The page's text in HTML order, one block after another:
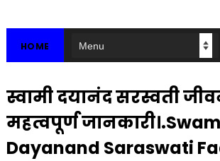
HOME
स्वामी दयानंद सरस्वती
महत्वपूर्ण
Dayanand Saraswati